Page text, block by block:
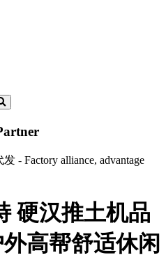
- Factory alliance, advantage
硬汉推土机品
高帮舒适休闲